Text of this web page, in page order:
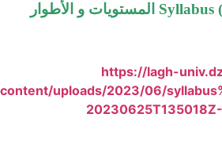
المستويات و الأطوار Syllabus (
https://lagh-
content/uploads/2023/06/